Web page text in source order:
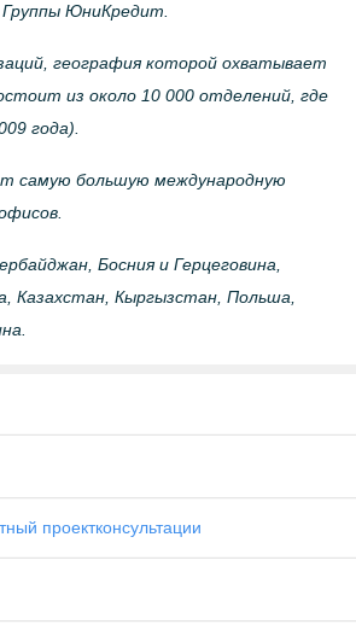
ЮниКредит.
география которой охватывает
из около 10 000 отделений, где
года).
самую большую международную
Босния и Герцеговина,
Казахстан, Кыргызстан, Польша,
проектконсультации